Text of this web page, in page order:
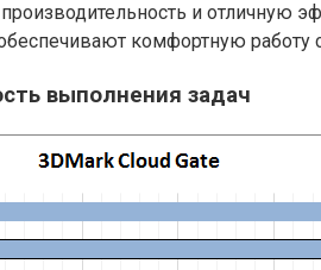
и отличную
комфортную
выполнения задач